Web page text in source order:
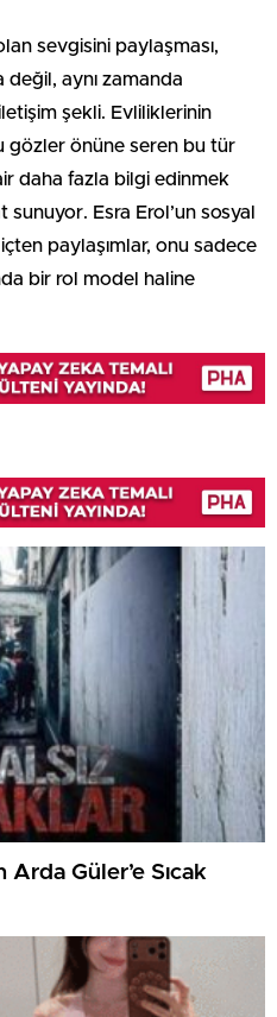
sevgisini paylaşması,
aynı zamanda
şekli. Evliliklerinin
gözler önüne seren bu tür
daha fazla bilgi edinmek
Esra Erol’un sosyal
paylaşımlar, onu sadece
bir rol model haline
Arda Güler’e Sıcak